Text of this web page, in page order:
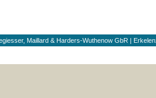
Maillard & Harders-Wuthenow GbR |